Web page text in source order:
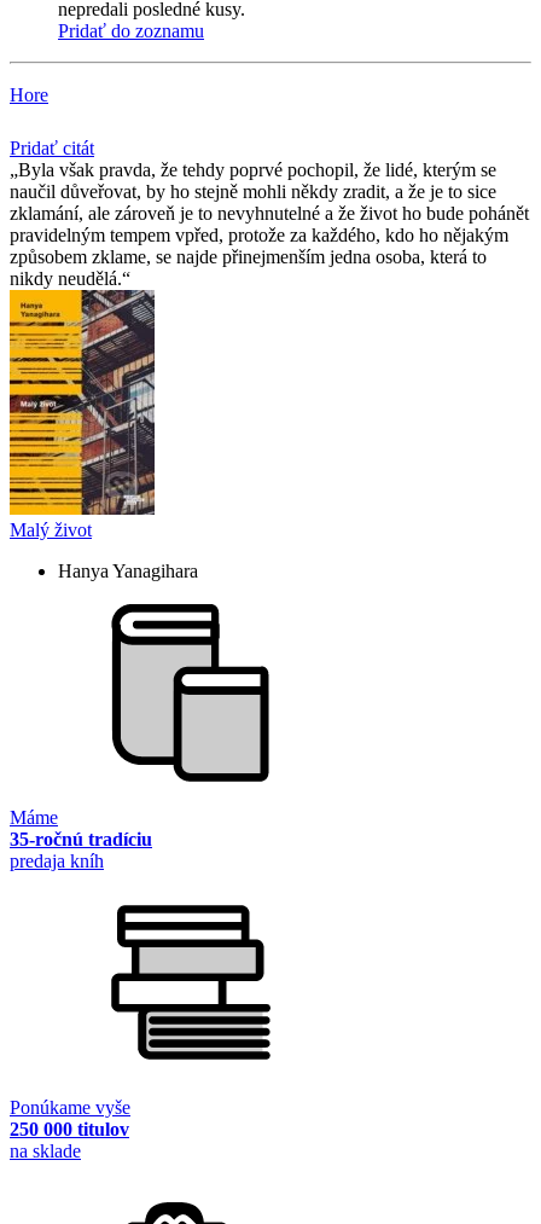
nepredali posledné kusy.
Pridať do zoznamu
Hore
Pridať citát
Byla však pravda, že tehdy poprvé pochopil, že lidé, kterým se
naučil důveřovat, by ho stejně mohli někdy zradit, a že je to sice
zklamání, ale zároveň je to nevyhnutelné a že život ho bude pohánět
pravidelným tempem vpřed, protože za každého, kdo ho nějakým
způsobem zklame, se najde přinejmenším jedna osoba, která to
nikdy neudělá.
Malý život
Hanya Yanagihara
Máme
35-ročnú tradíciu
predaja kníh
Ponúkame vyše
250 000 titulov
na sklade